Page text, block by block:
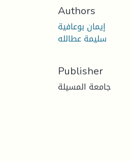
Authors
إيمان بوعافية
سليمة عطالله
Publisher
جامعة المسيلة